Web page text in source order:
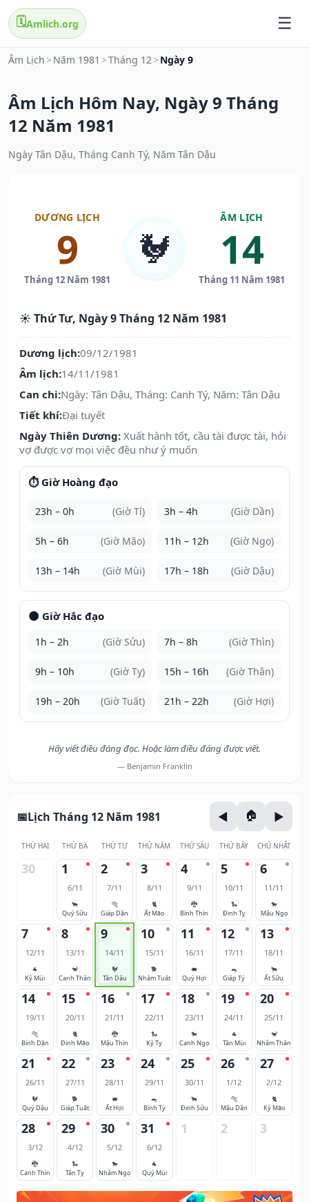
🗓️Amlich.org
Âm Lịch > Năm 1981 >Tháng 12> Ngày 9
Âm Lịch Hôm Nay, Ngày 9 Tháng
12 Năm 1981
Ngày Tân Dậu, Tháng Canh Tý, Năm Tân Dậu
DƯƠNG LỊCH
9
Tháng 12 Năm 1981
🐓
ÂM LỊCH
14
Tháng 11 Năm 1981
☀️ Thứ Tư, Ngày 9 Tháng 12 Năm 1981
Dương lịch:09/12/1981
Âm lịch:14/11/1981
Can chi:Ngày: Tân Dậu, Tháng: Canh Tý, Năm: Tân Dậu
Tiết khí:Đại tuyết
Ngày Thiên Dương: Xuất hành tốt, cầu tài được tài, hỏi
vợ được vợ mọi việc đều như ý muốn
⏱️ Giờ Hoàng đạo
23h – 0h (Giờ Tí) 3h – 4h (Giờ Dần)
5h – 6h (Giờ Mão) 11h – 12h (Giờ Ngọ)
13h – 14h (Giờ Mùi) 17h – 18h (Giờ Dậu)
🌑 Giờ Hắc đạo
1h – 2h (Giờ Sửu) 7h – 8h (Giờ Thìn)
9h – 10h (Giờ Tỵ) 15h – 16h (Giờ Thân)
19h – 20h (Giờ Tuất) 21h – 22h (Giờ Hợi)
Hãy viết điều đáng đọc. Hoặc làm điều đáng được viết.
— Benjamin Franklin
Lịch Tháng 12 Năm 1981
THỨ HAI THỨ BA THỨ TƯ THỨ NĂM THỨ SÁU THỨ BẢY CHỦ NHẬT
30 1
6/11
🐂
Quý Sửu
2
7/11
🐅
Giáp Dần
3
8/11
🐈
Ất Mão
4
9/11
🐉
Bính Thìn
5
10/11
🐍
Đinh Tỵ
6
11/11
🐎
Mậu Ngọ
7
12/11
🐐
Kỷ Mùi
8
13/11
🐒
Canh Thân
9
14/11
🐓
Tân Dậu
10
15/11
🐕
Nhâm Tuất
11
16/11
🐖
Quý Hợi
12
17/11
🐀
Giáp Tý
13
18/11
🐂
Ất Sửu
14
19/11
🐅
Bính Dần
15
20/11
🐈
Đinh Mão
16
21/11
🐉
Mậu Thìn
17
22/11
🐍
Kỷ Tỵ
18
23/11
🐎
Canh Ngọ
19
24/11
🐐
Tân Mùi
20
25/11
🐒
Nhâm Thân
21
26/11
🐓
Quý Dậu
22
27/11
🐕
Giáp Tuất
23
28/11
🐖
Ất Hợi
24
29/11
🐀
Bính Tý
25
30/11
🐂
Đinh Sửu
26
1/12
🐅
Mậu Dần
27
2/12
🐈
Kỷ Mão
28
3/12
🐉
Canh Thìn
29
4/12
🐍
Tân Tỵ
30
5/12
🐎
Nhâm Ngọ
31
6/12
🐐
Quý Mùi
1 2 3